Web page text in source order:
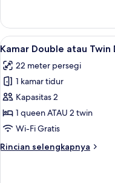
Kamar
Double
atau
Superior
Lihat
semua
foto
untuk
Kamar
Double
atau
Deluks
6
Kamar Double atau Twin
22 meter persegi
1 kamar tidur
Kapasitas 2
1 queen ATAU 2 twin
Wi-Fi Gratis
Rincian selengkapnya
Rincian